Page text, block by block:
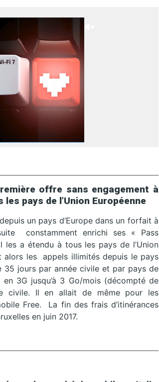
offre sans engagement à
pays de l’Union Européenne
un pays d’Europe dans un forfait à
constamment enrichi ses « Pass
les a étendu à tous les pays de l’Union
alors les appels illimités depuis le pays
35 jours par année civile et par pays de
3G jusqu’à 3 Go/mois (décompté de
civile. Il en allait de même pour les
Free. La fin des frais d’itinérances
en juin 2017.